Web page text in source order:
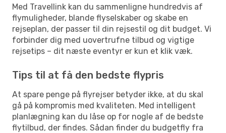
Med Travellink kan du sammenligne hundredvis af
flymuligheder, blande flyselskaber og skabe en
rejseplan, der passer til din rejsestil og dit budget. Vi
forbinder dig med uovertrufne tilbud og vigtige
rejsetips – dit næste eventyr er kun et klik væk.
Tips til at få den bedste flypris
At spare penge på flyrejser betyder ikke, at du skal
gå på kompromis med kvaliteten. Med intelligent
planlægning kan du låse op for nogle af de bedste
flytilbud, der findes. Sådan finder du budgetfly fra